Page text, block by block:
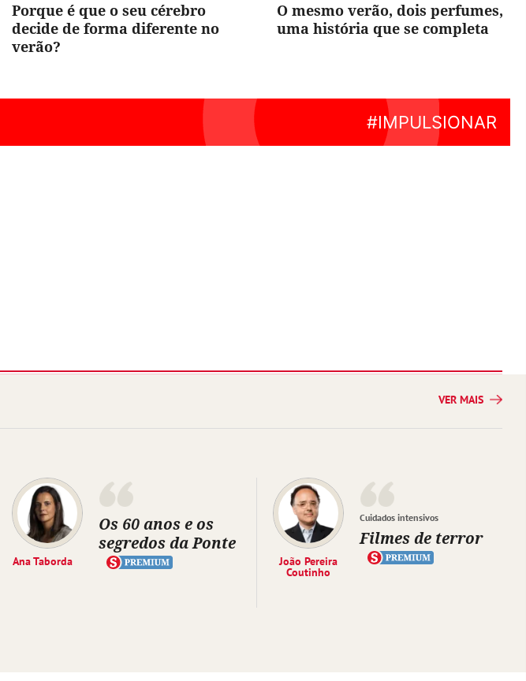
Porque é que o seu cérebro
decide de forma diferente no
verão?
O mesmo verão, dois perfumes,
uma história que se completa
VER MAIS
Ana Taborda
Os 60 anos e os
segredos da Ponte
João Pereira
Coutinho
Cuidados intensivos
Filmes de terror